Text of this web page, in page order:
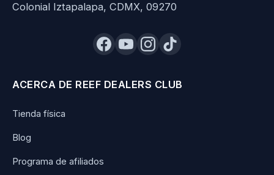
Colonial Iztapalapa, CDMX, 09270
ACERCA DE REEF DEALERS CLUB
Tienda física
Blog
Programa de afiliados